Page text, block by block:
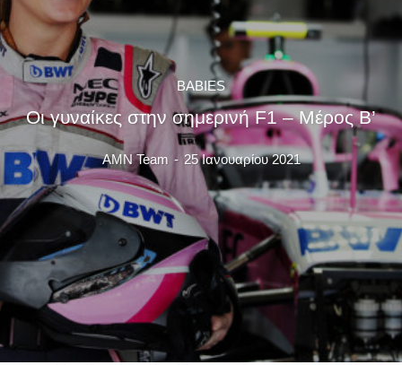
BABIES
Οι γυναίκες στην σημερινή F1 – Μέρος Β’
AMN Team - 25 Ιανουαρίου 2021